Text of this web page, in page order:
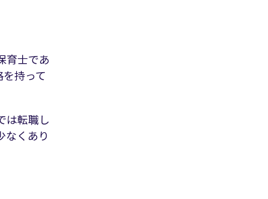
育士であ
持って
は転職し
なくあり